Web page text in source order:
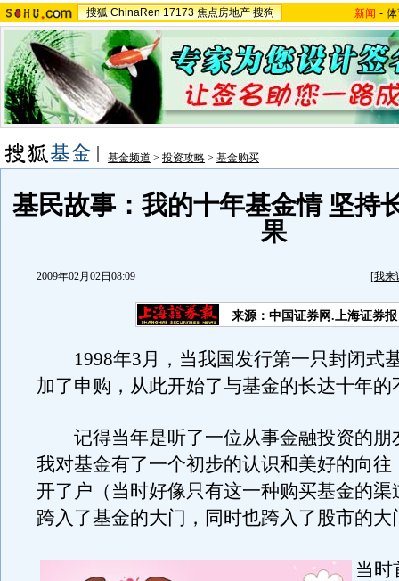
搜狐 ChinaRen 17173 焦点房地产 搜狗 新闻 -
基金频道 > 投资攻略 > 基金购买
基民故事：我的十年基金情 坚持
果
2009年02月02日08:09 [我来
来源：中国证券网.上海证券
1998年3月，当我国发行第一只封闭式
加了申购，从此开始了与基金的长达十年的
记得当年是听了一位从事金融投资的朋
我对基金有了一个初步的认识和美好的向往
开了户（当时好像只有这一种购买基金的渠
跨入了基金的大门，同时也跨入了股市的大
当时